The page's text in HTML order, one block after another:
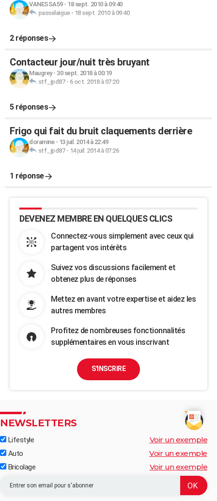
VANESSA59- 18 sept. 2010 à 09:40
passelaigue- 18 sept. 2010 à 09:40
2 réponses
Contacteur jour/nuit très bruyant
Maugrey- 30 sept. 2018 à 00:19
stf_jpd87- 6 oct. 2018 à 07:20
5 réponses
Frigo qui fait du bruit claquements derrière
doramine- 13 juil. 2014 à 22:49
stf_jpd87- 14 juil. 2014 à 07:26
1 réponse
DEVENEZ MEMBRE EN QUELQUES CLICS
Connectez-vous simplement avec ceux qui
partagent vos intérêts
Suivez vos discussions facilement et
obtenez plus de réponses
Mettez en avant votre expertise et aidez les
autres membres
Profitez de nombreuses fonctionnalités
supplémentaires en vous inscrivant
S'INSCRIRE
NEWSLETTERS
Lifestyle Voir un exemple
Auto Voir un exemple
Bricolage Voir un exemple